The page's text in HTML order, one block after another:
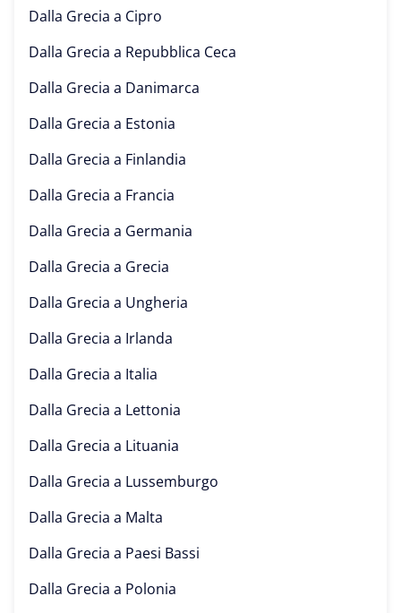
Dalla Grecia a Cipro
Dalla Grecia a Repubblica Ceca
Dalla Grecia a Danimarca
Dalla Grecia a Estonia
Dalla Grecia a Finlandia
Dalla Grecia a Francia
Dalla Grecia a Germania
Dalla Grecia a Grecia
Dalla Grecia a Ungheria
Dalla Grecia a Irlanda
Dalla Grecia a Italia
Dalla Grecia a Lettonia
Dalla Grecia a Lituania
Dalla Grecia a Lussemburgo
Dalla Grecia a Malta
Dalla Grecia a Paesi Bassi
Dalla Grecia a Polonia